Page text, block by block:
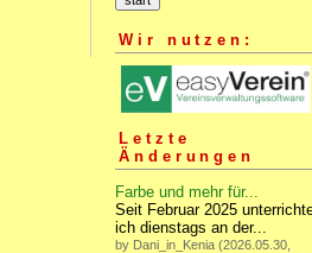
Wir nutzen:
Letzte
Änderungen
Farbe und mehr für...
Seit Februar 2025
ich dienstags an der...
by Dani_in_Kenia (2026.05.30,